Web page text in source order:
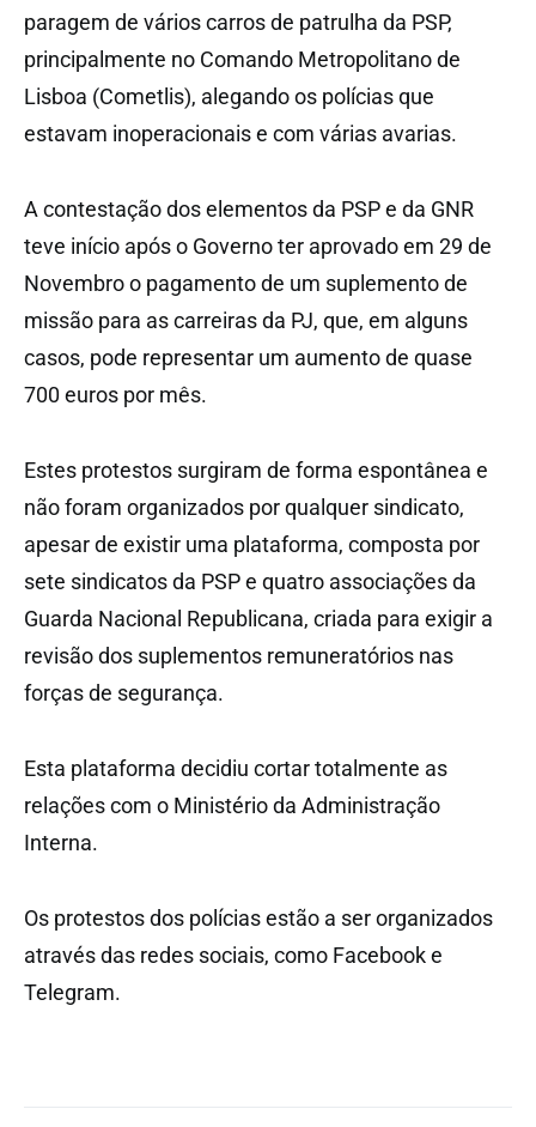
paragem de vários carros de patrulha da PSP,
principalmente no Comando Metropolitano de
Lisboa (Cometlis), alegando os polícias que
estavam inoperacionais e com várias avarias.
A contestação dos elementos da PSP e da GNR
teve início após o Governo ter aprovado em 29 de
Novembro o pagamento de um suplemento de
missão para as carreiras da PJ, que, em alguns
casos, pode representar um aumento de quase
700 euros por mês.
Estes protestos surgiram de forma espontânea e
não foram organizados por qualquer sindicato,
apesar de existir uma plataforma, composta por
sete sindicatos da PSP e quatro associações da
Guarda Nacional Republicana, criada para exigir a
revisão dos suplementos remuneratórios nas
forças de segurança.
Esta plataforma decidiu cortar totalmente as
relações com o Ministério da Administração
Interna.
Os protestos dos polícias estão a ser organizados
através das redes sociais, como Facebook e
Telegram.